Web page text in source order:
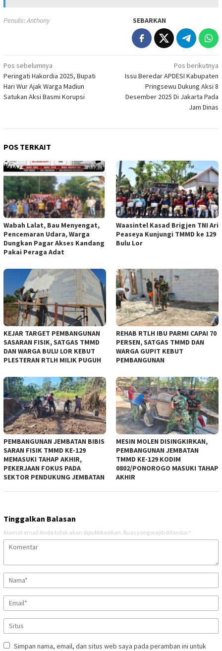
Penulis: Anthony SEBARKAN
Navigasi
pos
Pos sebelumnya
Peringati Hakordia 2025, Bupati
Hari Wur Ajak Warga Madiun
Satukan Aksi Basmi Korupsi
Pos berikutnya
Issu Beredar APDESI Kabupaten
Pringsewu Dukung Aksi 8
Desember 2025 Di Jakarta Pada
Jam Dinas
POS TERKAIT
Wabah Lalat, Bau Menyengat,
Pencemaran Udara, Warga
Dungkan Pagar Akses Kandang
Pakai Peraga Adat
Waasintel Kasad Brigjen TNI Ari
Peaseya Kunjungi TMMD ke 129
Bulu Lor
KEJAR TARGET PEMBANGUNAN
SASARAN FISIK, SATGAS TMMD
DAN WARGA BULU LOR KEBUT
PLESTERAN RTLH MILIK PUGUH
REHAB RTLH IBU PARMI CAPAI 70
PERSEN, SATGAS TMMD DAN
WARGA GUPIT KEBUT
PEMBANGUNAN
PEMBANGUNAN JEMBATAN BIBIS
SARAN FISIK TMMD KE-129
MEMASUKI TAHAP AKHIR,
PEKERJAAN FOKUS PADA
SEKTOR PENDUKUNG JEMBATAN
MESIN MOLEN DISINGKIRKAN,
PEMBANGUNAN JEMBATAN
TMMD KE-129 KODIM
0802/PONOROGO MASUKI TAHAP
AKHIR
Tinggalkan Balasan
Alamat email Anda tidak akan dipublikasikan. Ruas yang wajib ditandai *
Simpan nama, email, dan situs web saya pada peramban ini untuk